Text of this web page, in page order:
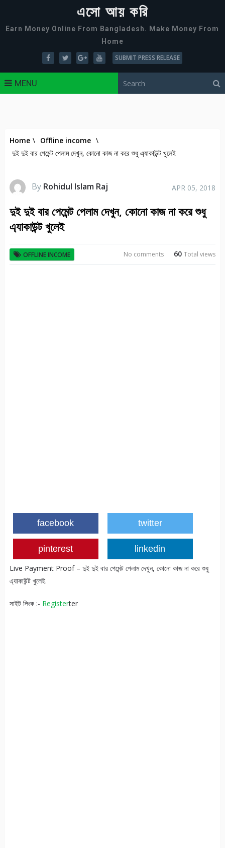
এসো আয় করি
Earn Money Online From Bangladesh. Make Money From
Home
SUBMIT PRESS RELEASE
MENU
Home \ Offline income \
দুই দুই বার পেমেন্ট পেলাম দেখুন, কোনো কাজ না করে শুধু এ্যাকাউন্ট খুলেই
By Rohidul Islam Raj APR 05, 2018
দুই দুই বার পেমেন্ট পেলাম দেখুন, কোনো কাজ না করে শুধু
এ্যাকাউন্ট খুলেই
OFFLINE INCOME 60Total views
No comments
facebook twitter
pinterest linkedin
Live Payment Proof – দুই দুই বার পেমেন্ট পেলাম দেখুন, কোনো কাজ না করে শুধু
এ্যাকাউন্ট খুলেই.
সাইট লিংক :- Registerter